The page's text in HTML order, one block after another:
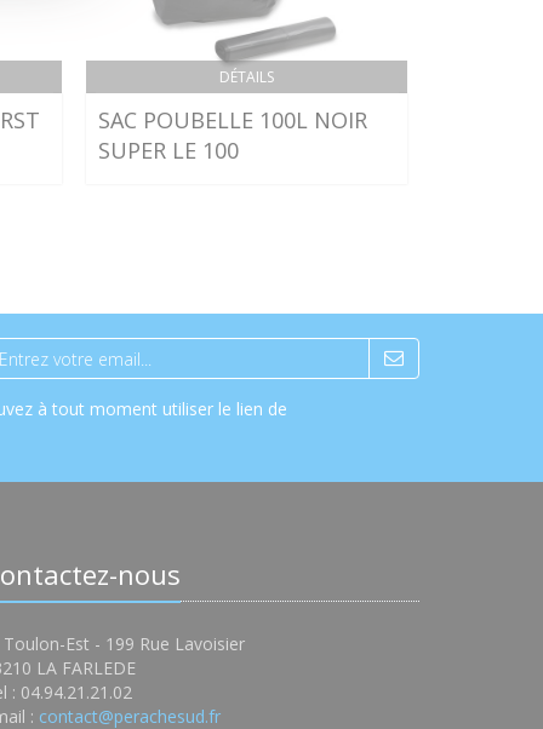
DÉTAILS
SAC POUBELLE 100L NOIR
SUPER LE 100
à tout moment utiliser le lien de
nous
Toulon-Est - 199 Rue Lavoisier
LA FARLEDE
: 04.94.21.21.02
: contact@perachesud.fr